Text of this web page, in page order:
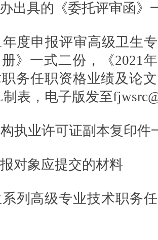
办出具的《委托评审函》
年度申报评审高级卫生
》一式二份，《2021
务任职资格业绩及论
制表，电子版发至
执业许可证副本复印件
报对象应提交的材料
系列高级专业技术职务